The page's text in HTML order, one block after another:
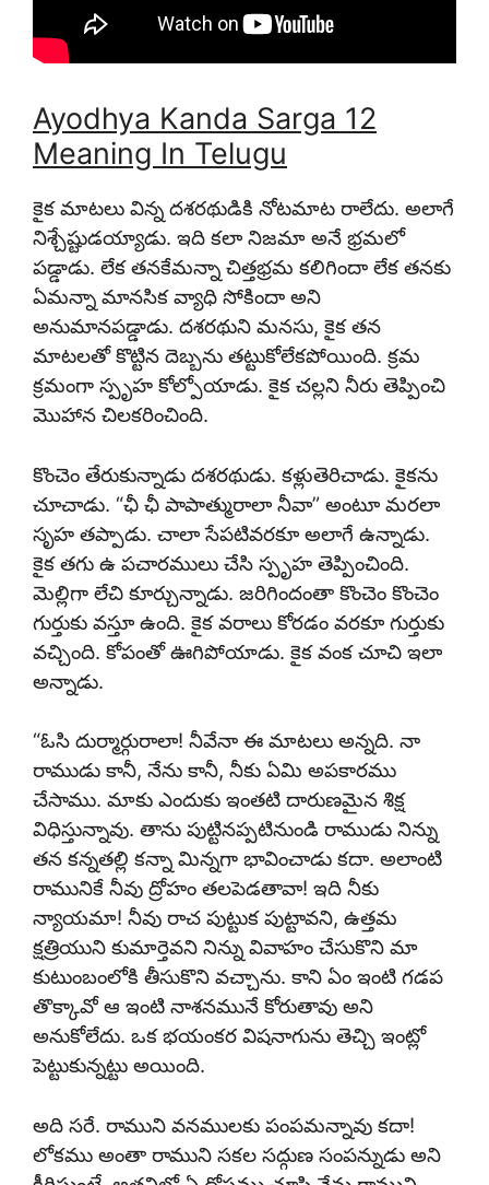
Ayodhya Kanda Sarga 12
Meaning In Telugu
కైక మాటలు విన్న దశరథుడికి నోటమాట రాలేదు. అలాగే
నిశ్చేష్టుడయ్యాడు. ఇది కలా నిజమా అనే భ్రమలో
పడ్డాడు. లేక తనకేమన్నా చిత్తభ్రమ కలిగిందా లేక తనకు
ఏమన్నా మానసిక వ్యాధి సోకిందా అని
అనుమానపడ్డాడు. దశరథుని మనసు, కైక తన
మాటలతో కొట్టిన దెబ్బను తట్టుకోలేకపోయింది. క్రమ
క్రమంగా స్పృహ కోల్పోయాడు. కైక చల్లని నీరు తెప్పించి
మొహాన చిలకరించింది.
కొంచెం తేరుకున్నాడు దశరథుడు. కళ్లుతెరిచాడు. కైకను
చూచాడు. “ఛీ ఛీ పాపాత్మురాలా నీవా” అంటూ మరలా
సృహ తప్పాడు. చాలా సేపటివరకూ అలాగే ఉన్నాడు.
కైక తగు ఉ పచారములు చేసి స్పృహ తెప్పించింది.
మెల్లిగా లేచి కూర్చున్నాడు. జరిగిందంతా కొంచెం కొంచెం
గుర్తుకు వస్తూ ఉంది. కైక వరాలు కోరడం వరకూ గుర్తుకు
వచ్చింది. కోపంతో ఊగిపోయాడు. కైక వంక చూచి ఇలా
అన్నాడు.
“ఓసి దుర్మార్గురాలా! నీవేనా ఈ మాటలు అన్నది. నా
రాముడు కానీ, నేను కానీ, నీకు ఏమి అపకారము
చేసాము. మాకు ఎందుకు ఇంతటి దారుణమైన శిక్ష
విధిస్తున్నావు. తాను పుట్టినప్పటినుండి రాముడు నిన్ను
తన కన్నతల్లి కన్నా మిన్నగా భావించాడు కదా. అలాంటి
రామునికే నీవు ద్రోహం తలపెడతావా! ఇది నీకు
న్యాయమా! నీవు రాచ పుట్టుక పుట్టావని, ఉత్తమ
క్షత్రియుని కుమార్తెవని నిన్ను వివాహం చేసుకొని మా
కుటుంబంలోకి తీసుకొని వచ్చాను. కాని ఏం ఇంటి గడప
తొక్కావో ఆ ఇంటి నాశనమునే కోరుతావు అని
అనుకోలేదు. ఒక భయంకర విషనాగును తెచ్చి ఇంట్లో
పెట్టుకున్నట్టు అయింది.
అది సరే. రాముని వనములకు పంపమన్నావు కదా!
లోకము అంతా రాముని సకల సద్గుణ సంపన్నుడు అని